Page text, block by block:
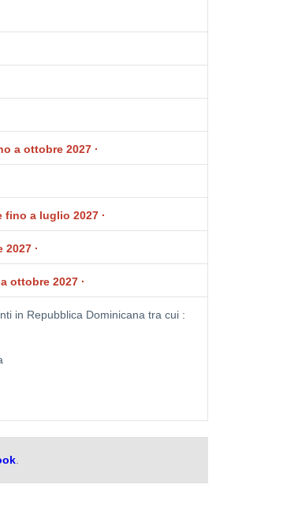
a ottobre 2027 ·
fino a luglio 2027 ·
·
ottobre 2027 ·
in Repubblica Dominicana tra cui :